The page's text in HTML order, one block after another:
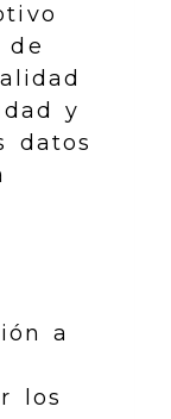
de
y
datos
a
los